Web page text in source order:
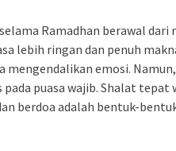
Ramadhan berawal
lebih ringan dan penuh
mengendalikan emosi.
puasa wajib. Shalat
berdoa adalah bentuk-